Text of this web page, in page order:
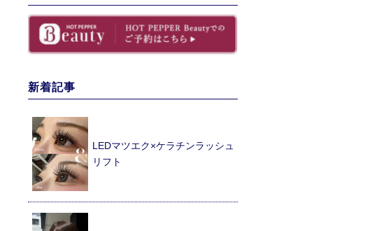
新着記事
LEDマツエク×ケラチンラッシュ
リフト